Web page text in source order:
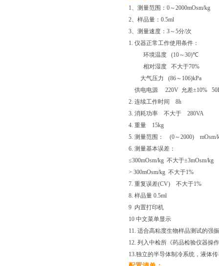
1、测量范围：0～2000mOsm/kg
2、样品量：0.5ml
3、测量速度：3～5分/次
1. 仪器正常工作使用条件：
环境温度 (10～30)℃
相对湿度
不大于70%
大气压力 (86～ 106)kPa
供电电源
220V 允差±10%
2. 连续工作时间 8h
3. 消耗功率 不大于 280VA
4. 重量 15kg
5. 测量范围： (0～2000)
mOsm/
6. 测量基本误差：
≤300mOsm/kg 不大于±3mOsm/kg
> 300mOsm/kg 不大于1%
7. 重复误差(CV) 不大于1%
8. 样品量 0.5ml
9 内置打印机
10 中文菜单显示
11. 适合高粘度生物样品测试的强
12. 列入中检所《药品检验仪器操
13.独立的半导体制冷系统，液体